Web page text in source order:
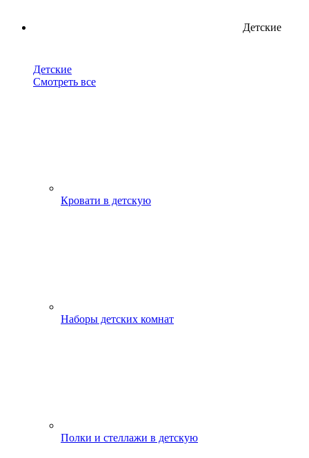
Детские
Детские
Смотреть все
Кровати в детскую
Наборы детских комнат
Полки и стеллажи в детскую